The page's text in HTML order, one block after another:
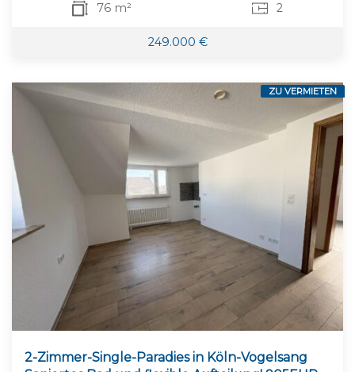
76 m² 2
249.000 €
2-Zimmer-Single-Paradies in Köln-Vogelsang 
ZU VERMIETEN